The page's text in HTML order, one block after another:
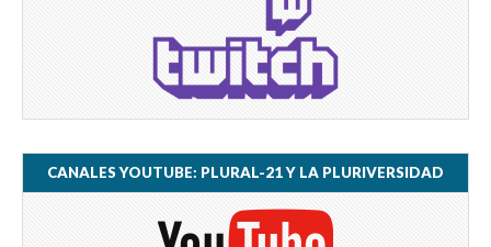
CANALES YOUTUBE: PLURAL-21 Y LA PLURIVERSIDAD